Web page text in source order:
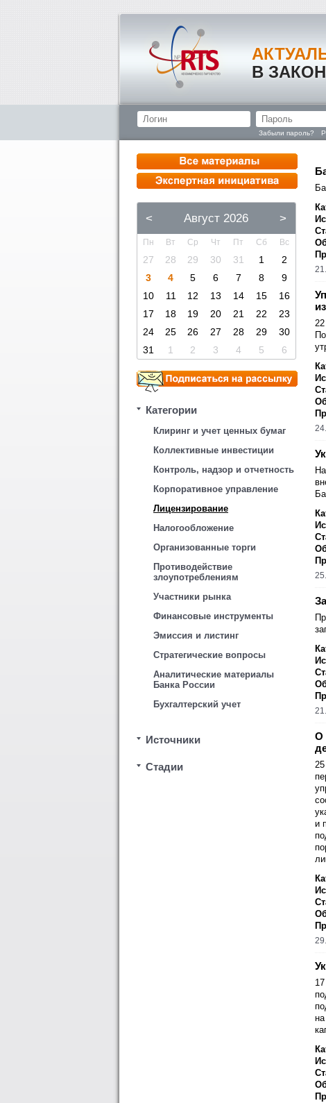
В
Забыли пароль?
< Август 2026 >
Пн Вт Ср Чт Пт Сб Вс
27 28 29 30 31 1
2
3
4 5 6 7 8
9
10
11 12 13 14 15
16
17
18 19 20 21 22
23
24
25 26 27 28 29
30
31
1 2 3 4 5 6
Категории
Клиринг и учет ценных бумаг
Коллективные инвестиции
Контроль, надзор и отчетность
Корпоративное управление
Лицензирование
Налогообложение
Организованные торги
Противодействие
злоупотреблениям
Участники рынка
Финансовые инструменты
Эмиссия и листинг
Стратегические вопросы
Аналитические материалы
Банка России
Бухгалтерский учет
Источники
Стадии
О
и